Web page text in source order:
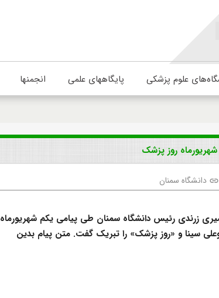
علوم پزشکی پایگاههای علمی انجمنها
روز پزشک
link دانشگاه سمنان
زرندی رئیس دانشگاه سمنان طی پیامی یکم شهریورماه
سینا و «روز پزشک» را تبریک گفت. متن پیام بدین